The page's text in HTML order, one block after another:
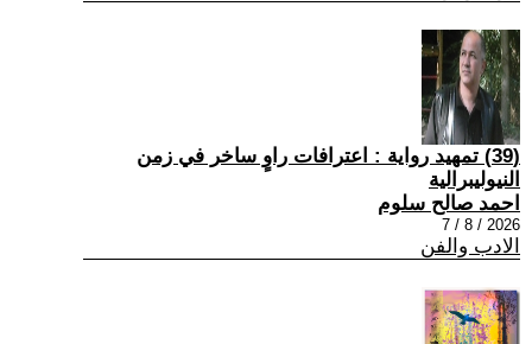
(39) تمهيد رواية : اعترافات راوٍ ساخر في زمن
النيوليبرالية
احمد صالح سلوم
2026 / 8 / 7
الادب والفن